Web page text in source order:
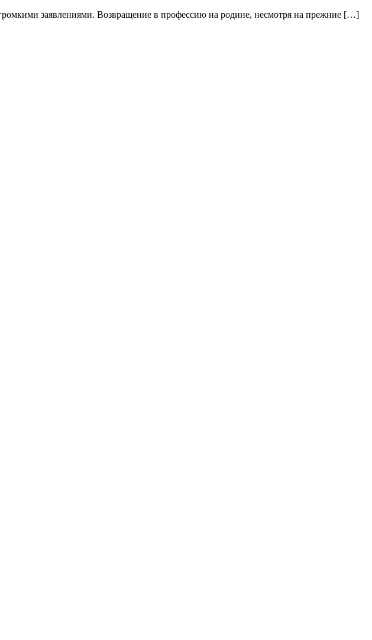
заявлениями. Возвращение в профессию на родине, несмотря на прежние […]